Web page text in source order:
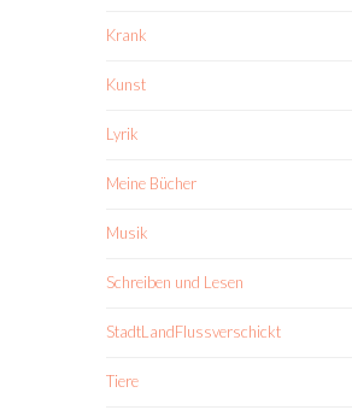
Krank
Kunst
Lyrik
Meine Bücher
Musik
Schreiben und Lesen
StadtLandFlussverschickt
Tiere